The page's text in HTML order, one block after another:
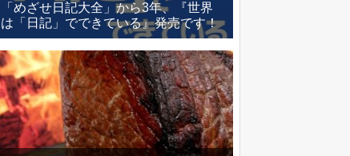
「めざせ日記大全」から3年、『世界
は「日記」でできている』発売です！